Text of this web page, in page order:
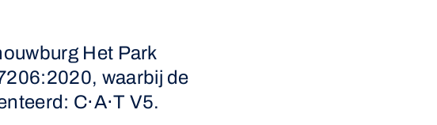
Het Park
waarbij de
C⋅A⋅T V5.